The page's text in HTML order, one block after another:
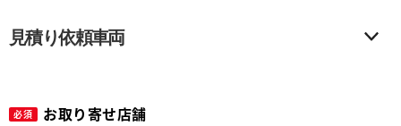
見積り依頼車両
必須 お取り寄せ店舗